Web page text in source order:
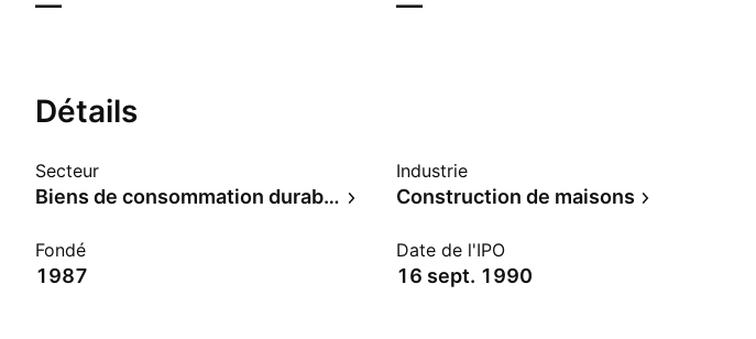
Détails
Secteur
Biens de consommation durables
Industrie
Construction de maisons
Fondé
1987
Date de l'IPO
16 sept. 1990